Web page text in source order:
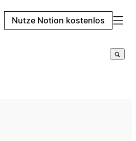
Nutze Notion kostenlos